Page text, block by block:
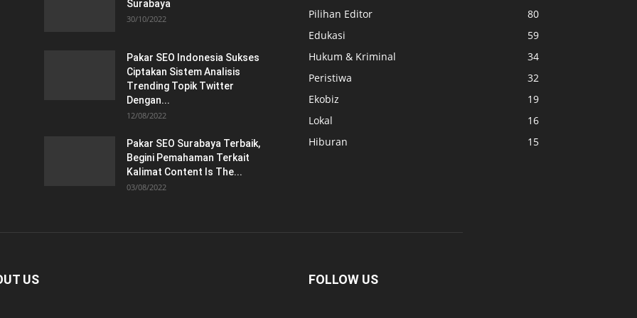
Surabaya
30/10/2022
Pakar SEO Indonesia Sukses
Ciptakan Sistem Analisis
Trending Topik Twitter
Dengan...
12/08/2022
Pakar SEO Surabaya Terbaik,
Begini Pemahaman Terkait
Kalimat Content Is The...
03/08/2022
Pilihan Editor
80
Edukasi
59
Hukum & Kriminal
34
Peristiwa
32
Ekobiz
19
Lokal
16
Hiburan
15
US FOLLOW US